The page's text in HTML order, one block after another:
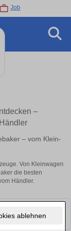
ablehnen
Job
–
– vom Klein-
Von Kleinwagen
die besten
Händler.
Schauen Sie